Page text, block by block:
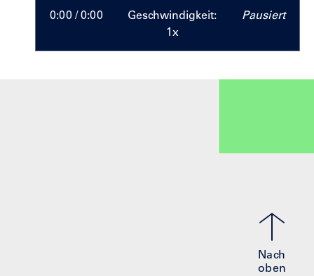
0:00 / 0:00
Geschwindigkeit:
1x
Pausiert
Nach
oben